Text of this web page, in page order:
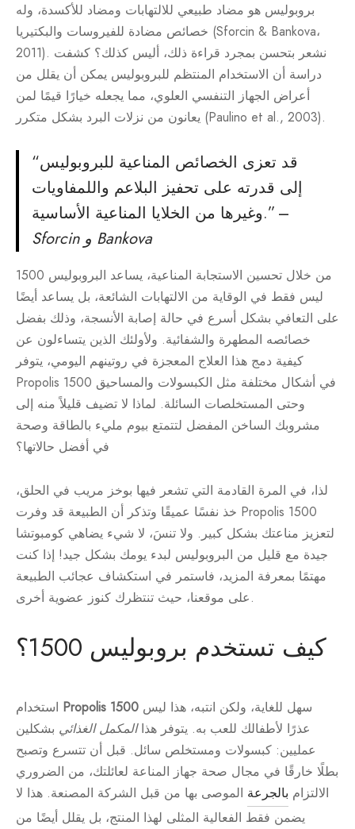
بروبوليس هو مضاد طبيعي للالتهابات ومضاد للأكسدة، وله
خصائص مضادة للفيروسات والبكتيريا (Sforcin & Bankova،
2011). نشعر بتحسن بمجرد قراءة ذلك، أليس كذلك؟ كشفت
دراسة أن الاستخدام المنتظم للبروبوليس يمكن أن يقلل من
أعراض الجهاز التنفسي العلوي، مما يجعله خيارًا قيمًا لمن
يعانون من نزلات البرد بشكل متكرر (Paulino et al., 2003).
“قد تعزى الخصائص المناعية للبروبوليس
إلى قدرته على تحفيز البلاعم واللمفاويات
وغيرها من الخلايا المناعية الأساسية.” –
Sforcin و Bankova
من خلال تحسين الاستجابة المناعية، يساعد البروبوليس 1500
ليس فقط في الوقاية من الالتهابات الشائعة، بل يساعد أيضًا
على التعافي بشكل أسرع في حالة إصابة الأنسجة، وذلك بفضل
خصائصه المطهرة والشفائية. ولأولئك الذين يتساءلون عن
كيفية دمج هذا العلاج المعجزة في روتينهم اليومي، يتوفر
Propolis 1500 في أشكال مختلفة مثل الكبسولات والمساحيق
وحتى المستخلصات السائلة. لماذا لا تضيف قليلاً منه إلى
مشروبك الساخن المفضل لتتمتع بيوم مليء بالطاقة وصحة
في أفضل حالاتها؟
لذا، في المرة القادمة التي تشعر فيها بوخز مريب في الحلق،
خذ نفسًا عميقًا وتذكر أن الطبيعة قد وفرت Propolis 1500
لتعزيز مناعتك بشكل كبير. ولا تنسَ، لا شيء يضاهي كومبوتشا
جيدة مع قليل من البروبوليس لبدء يومك بشكل جيد! إذا كنت
مهتمًا بمعرفة المزيد، فاستمر في استكشاف عجائب الطبيعة
على موقعنا، حيث تنتظرك كنوز عضوية أخرى.
كيف تستخدم بروبوليس 1500؟
Propolis 1500
عذرًا لأطفالك للعب به. يتوفر هذاالمكمل الغذائي بشكلين
عمليين: كبسولات ومستخلص سائل. قبل أن تتسرع وتصبح
بطلًا خارقًا في مجال صحة جهاز المناعة لعائلتك، من الضروري
الالتزام بالجرعة الموصى بها من قبل الشركة المصنعة. هذا لا
يضمن فقط الفعالية المثلى لهذا المنتج، بل يقلل أيضًا من